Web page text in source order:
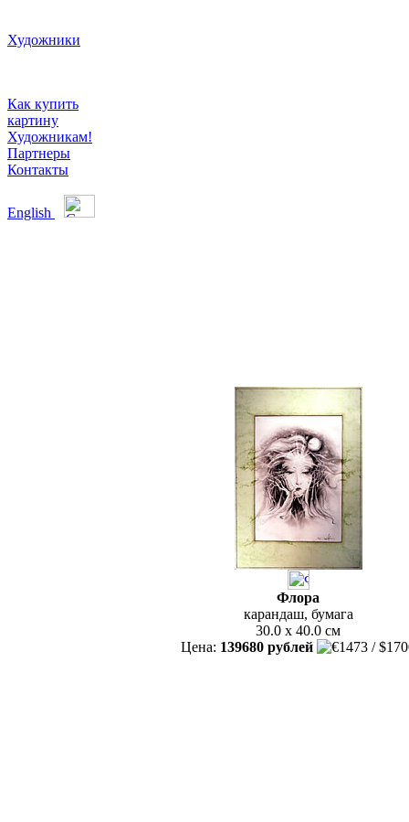
Художники
Как купить
картину
Художникам!
Партнеры
Контакты
English
Флора
карандаш, бумага
30.0 x 40.0 см
Цена: 139680 рублей